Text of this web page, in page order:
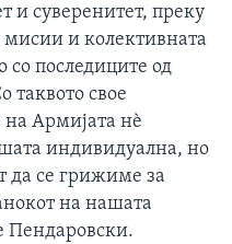
и суверенитет, преку
и колективната
со последиците од
таквото свое
Армијата нѐ
индивидуална, но
да се грижиме за
на нашата
Пендаровски.